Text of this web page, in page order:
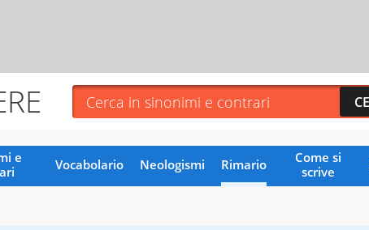
e
Vocabolario Neologismi Rimario
Come si
scrive